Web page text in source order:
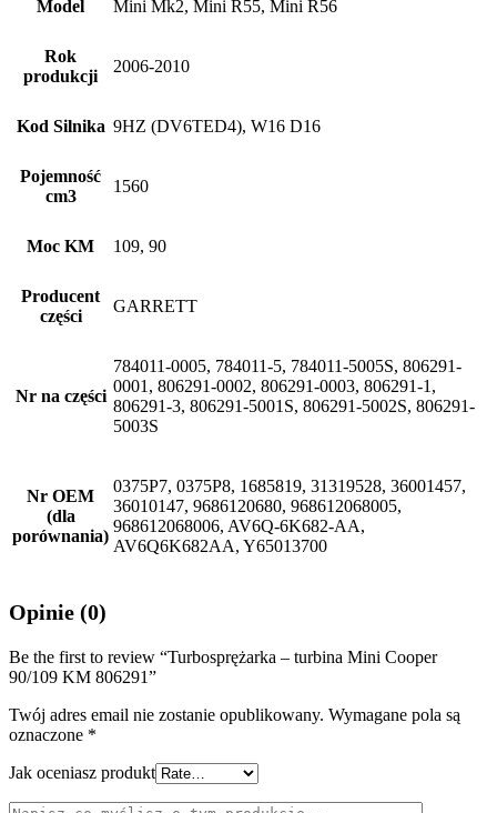
Model Mini Mk2, Mini R55, Mini R56
Rok
produkcji
2006-2010
Kod Silnika 9HZ (DV6TED4), W16 D16
Pojemność
cm3
1560
Moc KM 109, 90
Producent
części
GARRETT
Nr na części
784011-0005, 784011-5, 784011-5005S, 806291-
0001, 806291-0002, 806291-0003, 806291-1,
806291-3, 806291-5001S, 806291-5002S, 806291-
5003S
Nr OEM
(dla
porównania)
0375P7, 0375P8, 1685819, 31319528, 36001457,
36010147, 9686120680, 968612068005,
968612068006, AV6Q-6K682-AA,
AV6Q6K682AA, Y65013700
Opinie (0)
Be the first to review “Turbosprężarka – turbina Mini Cooper
90/109 KM 806291”
Twój adres email nie zostanie opublikowany. Wymagane pola są
oznaczone *
Jak oceniasz produkt